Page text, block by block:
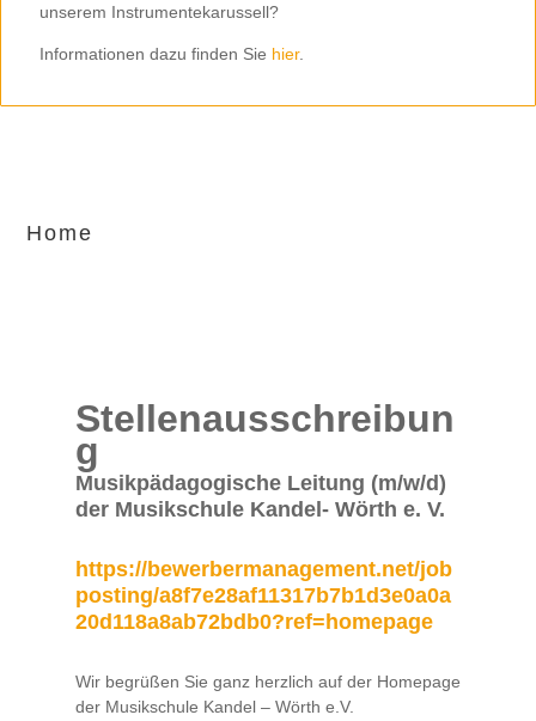
unserem Instrumentekarussell?
Informationen dazu finden Sie hier.
Home
Stellenausschreibun
g
Musikpädagogische Leitung (m/w/d)
der Musikschule Kandel- Wörth e. V.
https://bewerbermanagement.net/job
posting/a8f7e28af11317b7b1d3e0a0a
20d118a8ab72bdb0?ref=homepage
Wir begrüßen Sie ganz herzlich auf der Homepage
der Musikschule Kandel – Wörth e.V.